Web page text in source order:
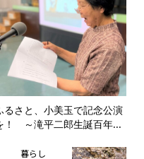
るさと、小美玉で記念公演
！ ～滝平二郎生誕百年...
暮らし